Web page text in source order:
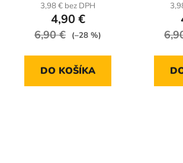
3,98 € bez DPH
4,90 €
6,90 € (–28 %)
DO KOŠÍKA